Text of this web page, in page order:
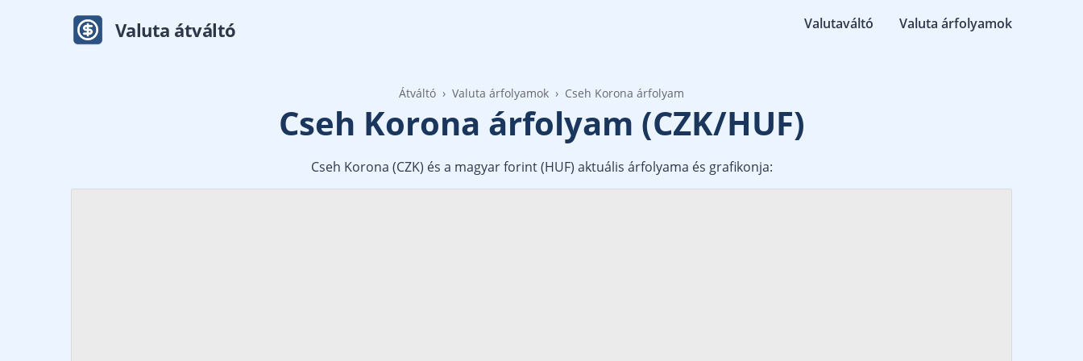
Valuta átváltó Valutaváltó Valuta árfolyamok
Átváltó Valuta árfolyamok Cseh Korona árfolyam
Cseh Korona árfolyam (CZK/HUF)
Cseh Korona (CZK) és a magyar forint (HUF) aktuális árfolyama és grafikonja: